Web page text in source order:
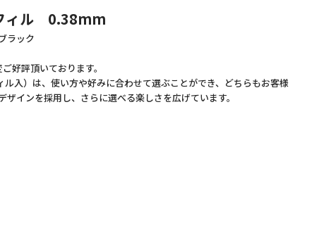
フィル 0.38mm
ラック
好評頂いております。
入）は、使い方や好みに合わせて選ぶことができ、どちらもお客様
インを採用し、さらに選べる楽しさを広げています。